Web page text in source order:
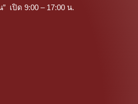
เปิด 9:00 – 17:00 น.